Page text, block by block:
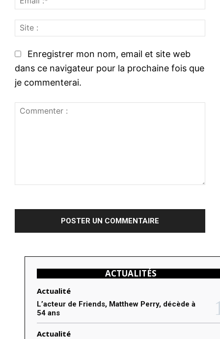
m
:m
ii
Enregistrer mon nom, email et site web
dans ce navigateur pour la prochaine fois que
je commenterai.
ACTUALITÉS
Actualité
L’acteur de Friends, Matthew Perry, décède à
54 ans
Actualité